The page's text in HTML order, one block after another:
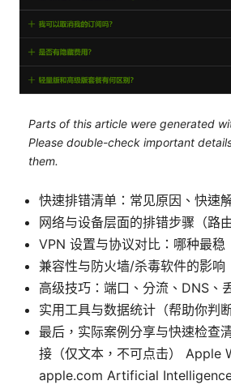
Parts of this article were generated
Please double-check important
them.
快速排错清单：常见原因、快速
网络与设备层面的排错步骤（路
VPN 设置与协议对比：哪种最稳
兼容性与防火墙/杀毒软件的影响
高级技巧：端口、分流、DNS、
实用工具与数据统计（帮助你判
最后，实际案例分享与快速检查
接（仅文本，不可点击） Apple
apple.com Artificial